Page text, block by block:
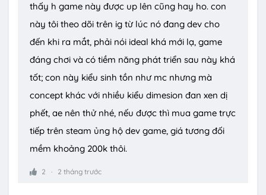
thấy h game này được up lên cũng hay ho. con
này tôi theo dõi trên ig từ lúc nó đang dev cho
đến khi ra mắt, phải nói ideal khá mới lạ, game
đáng chơi và có tiềm năng phát triển sau này khá
tốt; con này kiểu sinh tồn như mc nhưng mà
concept khác với nhiều kiểu dimesion đan xen dị
phết, ae nên thử nhé, nếu được thì mua game trực
tiếp trên steam ủng hộ dev game, giá tương đối
mềm khoảng 200k thôi.
2 2 tháng trước